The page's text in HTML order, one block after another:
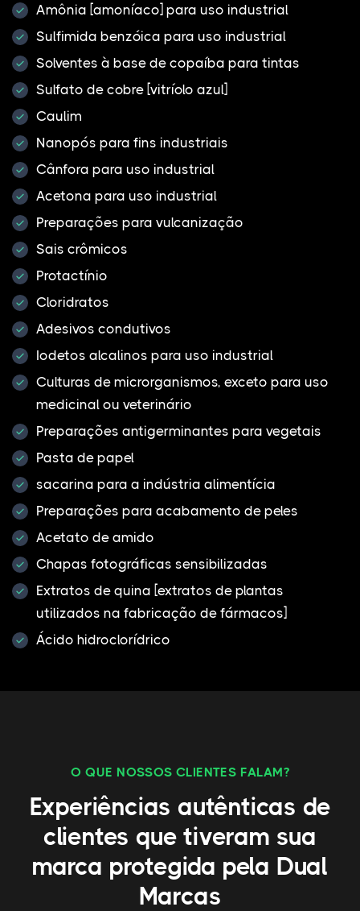
Amônia [amoníaco] para uso industrial
Sulfimida benzóica para uso industrial
Solventes à base de copaíba para tintas
Sulfato de cobre [vitríolo azul]
Caulim
Nanopós para fins industriais
Cânfora para uso industrial
Acetona para uso industrial
Preparações para vulcanização
Sais crômicos
Protactínio
Cloridratos
Adesivos condutivos
Iodetos alcalinos para uso industrial
Culturas de microrganismos, exceto para uso
medicinal ou veterinário
Preparações antigerminantes para vegetais
Pasta de papel
sacarina para a indústria alimentícia
Preparações para acabamento de peles
Acetato de amido
Chapas fotográficas sensibilizadas
Extratos de quina [extratos de plantas
utilizados na fabricação de fármacos]
Ácido hidroclorídrico
O QUE NOSSOS CLIENTES FALAM?
Experiências autênticas de
clientes que tiveram sua
marca protegida pela Dual
Marcas